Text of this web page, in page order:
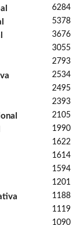
6284
5378
3676
3055
2793
2534
2495
2393
2105
1990
1622
1614
1594
1201
1188
1119
1090